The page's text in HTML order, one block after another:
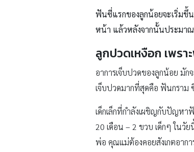
ฟันซี่แรกของลูกน้อยจะเริ่มขึ้
หน้า แล้วหลังจากนั้นประมา
ลูกปวดเหงือก เพรา
อาการเจ็บปวดของลูกน้อย มั
เจ็บปวดมากที่สุดคือ ฟันกราม
เด็กเล็กที่กำลังเผชิญกับปัญหา
20 เดือน – 2 ขวบ เด็กๆ ใน
พ่อ คุณแม่ต้องคอยสังเกตอาก